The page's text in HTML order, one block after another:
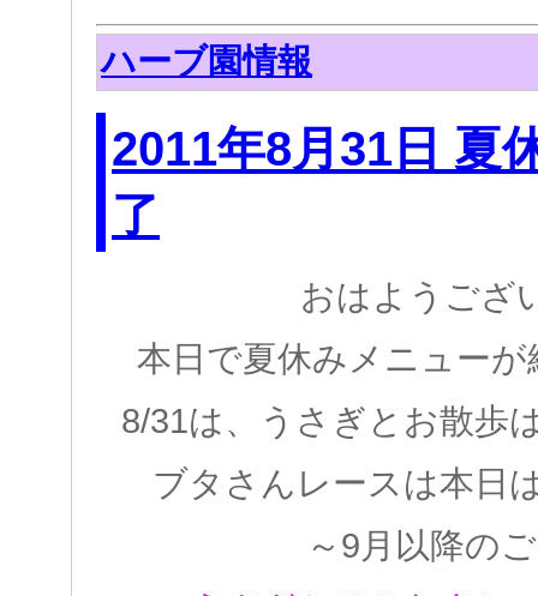
ハーブ園情報
2011年8月31日 夏
了
おはようござ
本日で夏休みメニュー
8/31は、うさぎとお散歩
ブタさんレースは本日
～9月以降の